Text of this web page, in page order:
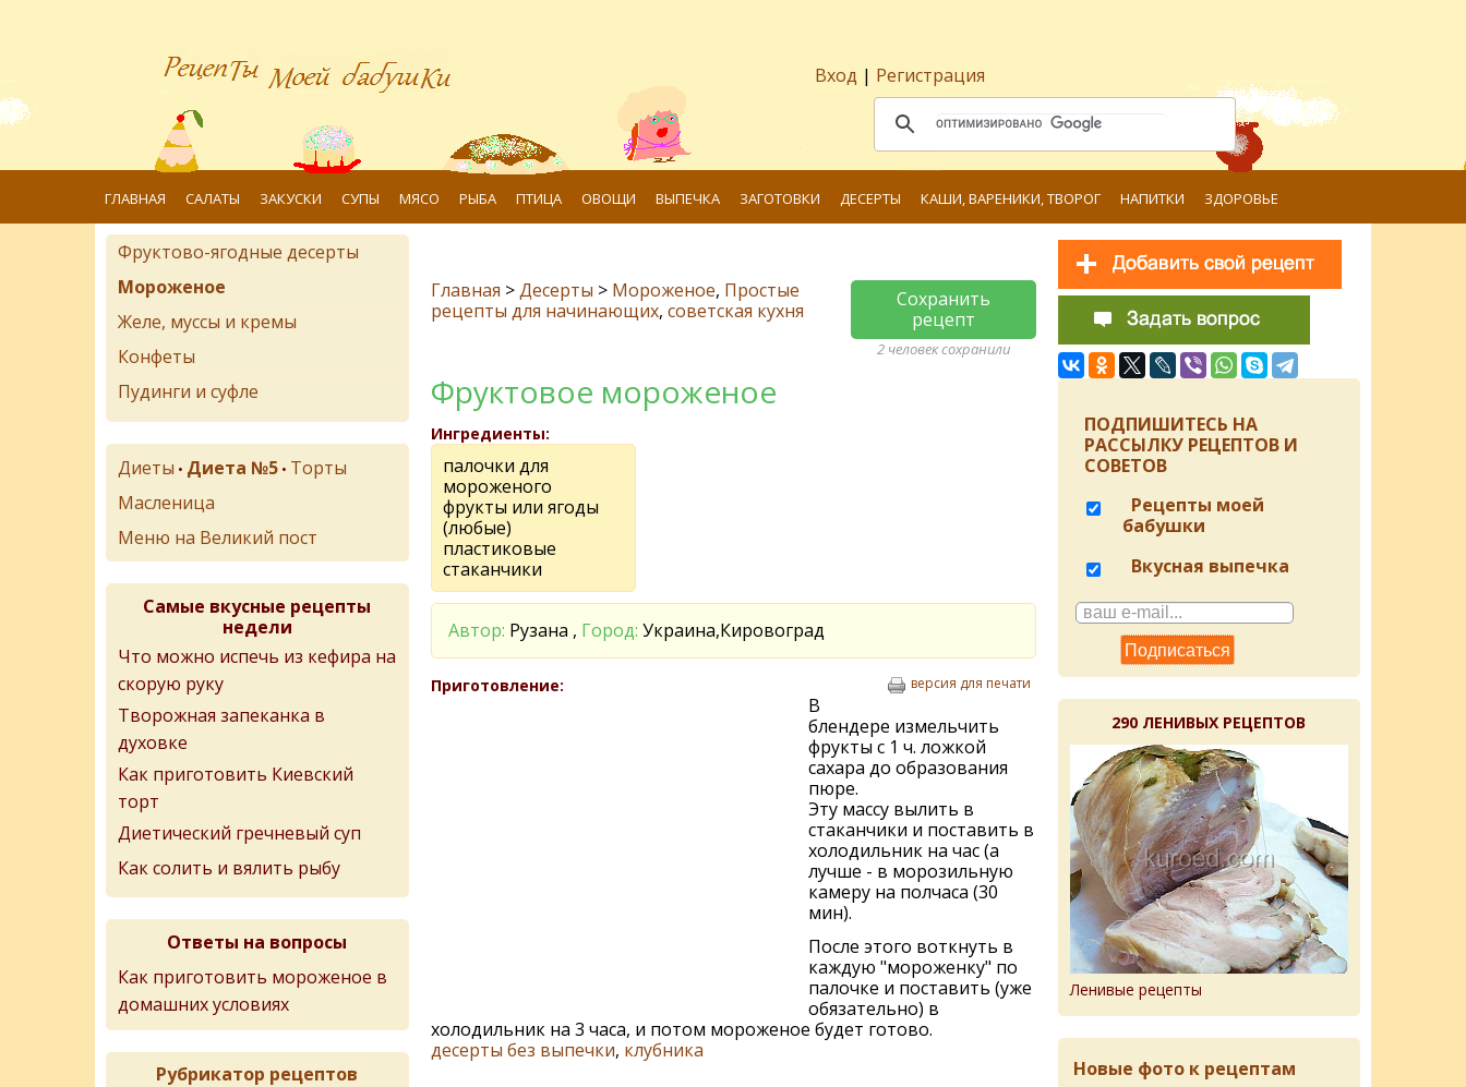
Вход | Регистрация
ГЛАВНАЯ САЛАТЫ ЗАКУСКИ СУПЫ МЯСО РЫБА ПТИЦА ОВОЩИ ВЫПЕЧКА ЗАГОТОВКИ ДЕСЕРТЫ КАШИ, ВАРЕНИКИ, ТВОРОГ НАПИТКИ ЗДОРОВЬЕ
Главная >Десерты > Мороженое, Простые
рецепты для начинающих, советская кухня
Сохранить
рецепт
2 человек сохранили
Фруктовое мороженое
Ингредиенты:
палочки для
мороженого
фрукты или ягоды
(любые)
пластиковые
стаканчики
Автор: Рузана , Город: Украина,Кировоград
Приготовление: версия для печати
В
блендере измельчить
фрукты с 1 ч. ложкой
сахара до образования
пюре.
Эту массу вылить в
стаканчики и поставить в
холодильник на час (а
лучше - в морозильную
камеру на полчаса (30
мин).
После этого воткнуть в
каждую "мороженку" по
палочке и поставить (уже
обязательно) в
холодильник на 3 часа, и потом мороженое будет готово.
десерты без выпечки, клубника
Фруктово-ягодные десерты
Мороженое
Желе, муссы и кремы
Конфеты
Пудинги и суфле
Диеты • Диета №5 • Торты
Масленица
Меню на Великий пост
Самые вкусные рецепты
недели
Что можно испечь из кефира на
скорую руку
Творожная запеканка в
духовке
Как приготовить Киевский
торт
Диетический гречневый суп
Как солить и вялить рыбу
Ответы на вопросы
Как приготовить мороженое в
домашних условиях
Рубрикатор рецептов
ПОДПИШИТЕСЬ НА
РАССЫЛКУ РЕЦЕПТОВ И
СОВЕТОВ
Рецепты моей
бабушки
Вкусная выпечка
290 ЛЕНИВЫХ РЕЦЕПТОВ
Ленивые рецепты
Новые фото к рецептам